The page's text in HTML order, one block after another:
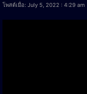
โพสต์เมื่อ: July 5, 2022 : 4:29 am